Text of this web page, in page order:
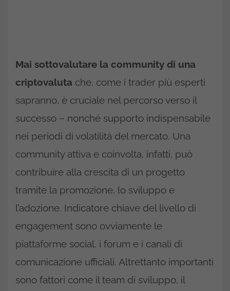
Mai sottovalutare la community di una
criptovaluta che, come i trader più esperti
sapranno, è cruciale nel percorso verso il
successo – nonché supporto indispensabile
nei periodi di volatilità del mercato. Una
community attiva e coinvolta, infatti, può
contribuire alla crescita di un progetto
tramite la promozione, lo sviluppo e
l’adozione. Indicatore chiave del livello di
engagement sono ovviamente le
piattaforme social, i forum e i canali di
comunicazione ufficiali. Altrettanto importanti
sono fattori come il team di sviluppo, il